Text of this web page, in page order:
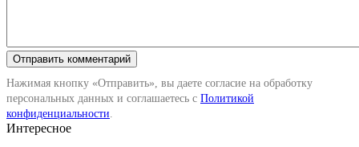
Нажимая кнопку «Отправить», вы даете согласие на обработку
персональных данных и соглашаетесь с Политикой
конфиденциальности
Интересное